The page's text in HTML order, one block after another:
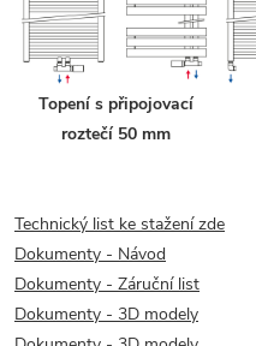
Topení s připojovací
roztečí 50 mm
Technický list ke stažení zde
Dokumenty - Návod
Dokumenty - Záruční list
Dokumenty - 3D modely